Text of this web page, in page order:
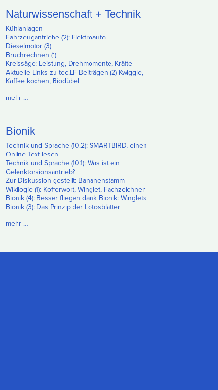
Naturwissenschaft + Technik
Kühlanlagen
Fahrzeugantriebe (2): Elektroauto
Dieselmotor (3)
Bruchrechnen (1)
Kreissäge: Leistung, Drehmomente, Kräfte
Aktuelle Links zu tec.LF-Beiträgen (2) Kwiggle,
Kaffee kochen, Biodübel
mehr …
Bionik
Technik und Sprache (10.2): SMARTBIRD, einen
Online-Text lesen
Technik und Sprache (10.1): Was ist ein
Gelenktorsionsantrieb?
Zur Diskussion gestellt: Bananenstamm
Wikilogie (1): Kofferwort, Winglet, Fachzeichnen
Bionik (4): Besser fliegen dank Bionik: Winglets
Bionik (3): Das Prinzip der Lotosblätter
mehr …